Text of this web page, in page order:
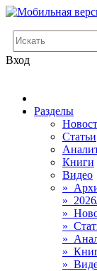
Вход
Разделы
Статьи
Книги
Видео
»
»
»
»
»
»
»